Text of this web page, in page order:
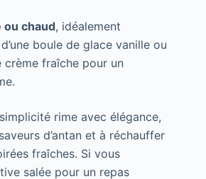
ou chaud, idéalement
boule de glace vanille ou
crème fraîche pour un
rime avec élégance,
d’antan et à réchauffer
fraîches. Si vous
salée pour un repas